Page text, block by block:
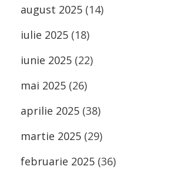
august 2025 (14)
iulie 2025 (18)
iunie 2025 (22)
mai 2025 (26)
aprilie 2025 (38)
martie 2025 (29)
februarie 2025 (36)